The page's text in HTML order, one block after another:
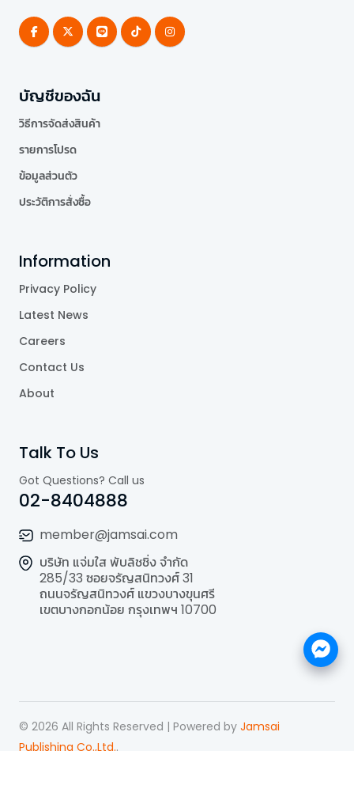
บัญชีของฉัน
วิธีการจัดส่งสินค้า
รายการโปรด
ข้อมูลส่วนตัว
ประวัติการสั่งซื้อ
Information
Privacy Policy
Latest News
Careers
Contact Us
About
Talk To Us
Got Questions? Call us
02-8404888
member@jamsai.com
บริษัท แจ่มใส พับลิชชิ่ง จำกัด
285/33 ซอยจรัญสนิทวงศ์ 31
ถนนจรัญสนิทวงศ์ แขวงบางขุนศรี
เขตบางกอกน้อย กรุงเทพฯ 10700
© 2026 All Rights Reserved | Powered by Jamsai
Publishing Co.,Ltd..